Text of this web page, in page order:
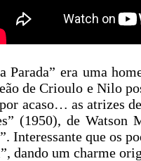
Parada” era uma
de Crioulo e Nilo
acaso… as atrizes
(1950), de
que os
dando um charme